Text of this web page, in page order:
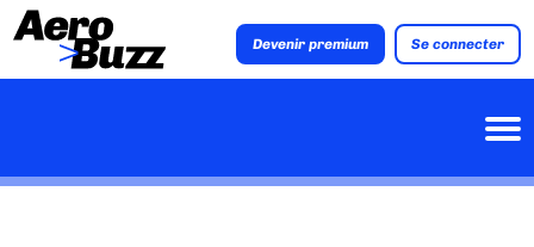
Devenir premium Se connecter